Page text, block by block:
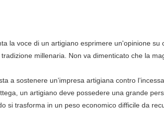
la voce di un artigiano esprimere un'opinione
millenaria. Non va dimenticato che la
a sostenere un’impresa artigiana contro
un artigiano deve possedere una grande
si trasforma in un peso economico difficile da